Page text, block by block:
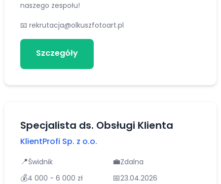
naszego zespołu!
📧 rekrutacja@olkuszfotoart.pl
Szczegóły
Specjalista ds. Obsługi Klienta
KlientProfi Sp. z o.o.
📍Świdnik 💼Zdalna
💰4 000 - 6 000 zł 📅23.04.2026